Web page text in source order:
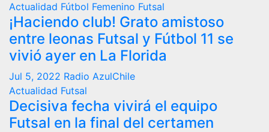
Actualidad Fútbol Femenino Futsal
¡Haciendo club! Grato amistoso
entre leonas Futsal y Fútbol 11 se
vivió ayer en La Florida
Jul 5, 2022 Radio AzulChile
Actualidad Futsal
Decisiva fecha vivirá el equipo
Futsal en la final del certamen